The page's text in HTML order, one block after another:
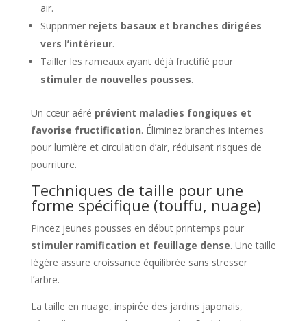
air.
Supprimer rejets basaux et branches dirigées
vers l’intérieur.
Tailler les rameaux ayant déjà fructifié pour
stimuler de nouvelles pousses.
Un cœur aéré prévient maladies fongiques et
favorise fructification. Éliminez branches internes
pour lumière et circulation d’air, réduisant risques de
pourriture.
Techniques de taille pour une
forme spécifique (touffu, nuage)
Pincez jeunes pousses en début printemps pour
stimuler ramification et feuillage dense. Une taille
légère assure croissance équilibrée sans stresser
l’arbre.
La taille en nuage, inspirée des jardins japonais,